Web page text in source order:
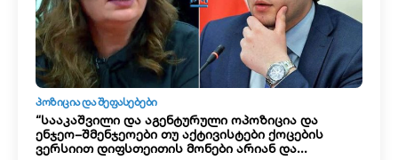
ᲞᲝᲖᲘᲪᲘᲐ ᲓᲐ ᲨᲔᲤᲐᲡᲔᲑᲔᲑᲘ
“სააკაშვილი და აგენტურული ოპოზიცია და
ენჯეო–შმენჯეოები თუ აქტივისტები ქოცების
ვერსიით დიფსთეითის მონები არიან და...